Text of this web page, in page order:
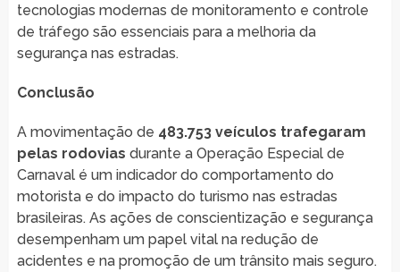
tecnologias modernas de monitoramento e controle
de tráfego são essenciais para a melhoria da
segurança nas estradas.
Conclusão
A movimentação de 483.753 veículos trafegaram
pelas rodovias durante a Operação Especial de
Carnaval é um indicador do comportamento do
motorista e do impacto do turismo nas estradas
brasileiras. As ações de conscientização e segurança
desempenham um papel vital na redução de
acidentes e na promoção de um trânsito mais seguro.